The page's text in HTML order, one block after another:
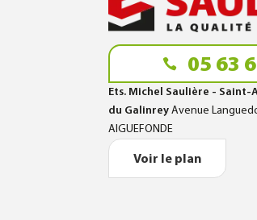
05 63
Ets. Michel Saulière -
du GalinreyAvenue
AIGUEFONDE
Voir le plan